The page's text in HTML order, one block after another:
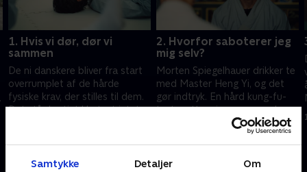
Samtykke Detaljer Om
1. Hvis vi dør, dør vi
sammen
De ni danskere bliver fra start
overrumplet af de hårde
fysiske krav, der stilles til dem.
Det står hurtigt klart, at intet
2. Hvorfor saboterer jeg
mig selv?
Morten Spiegelhauer drikker te
med Master Heng Yi, og det
gør indtryk. En hård kung-fu-
test sætter sine spor, og den
første meditation får store
3. marts 2025 • 41 min
Andre så også